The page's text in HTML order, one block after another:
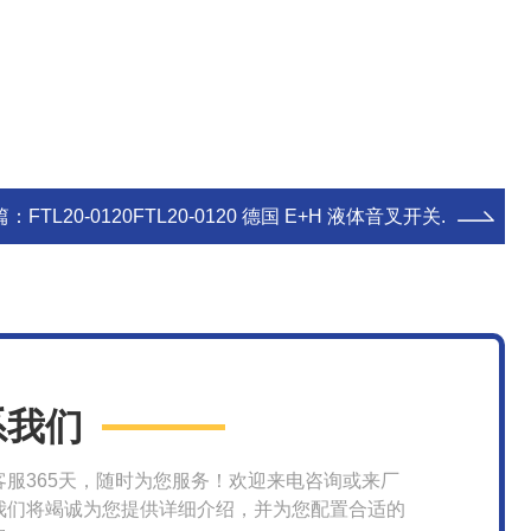
FTL20-0120FTL20-0120 德国 E+H 液体音叉开关.
们
服365天，随时为您服务！欢迎来电咨询或来厂
们将竭诚为您提供详细介绍，并为您配置合适的